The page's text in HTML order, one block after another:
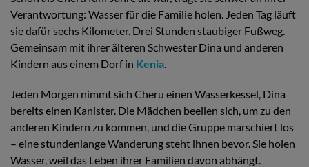
Verantwortung: Wasser für die Familie holen. Jeden Tag läuft
sie dafür sechs Kilometer. Drei Stunden staubiger Fußweg.
Gemeinsam mit ihrer älteren Schwester Dina und anderen
Kindern aus einem Dorf in Kenia
Jeden Morgen nimmt sich Cheru einen Wasserkessel, Dina
bereits einen Kanister. Die Mädchen beeilen sich, um zu den
anderen Kindern zu kommen, und die Gruppe marschiert los
– eine stundenlange Wanderung steht ihnen bevor. Sie holen
Wasser, weil das Leben ihrer Familien davon abhängt.